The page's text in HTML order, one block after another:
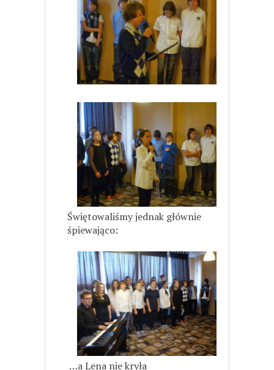
Świętowaliśmy jednak głównie
śpiewająco:
…a Lena nie kryła